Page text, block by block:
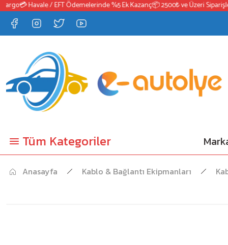
💳 Havale / EFT Ödemelerinde %5 Ek Kazanç📦 2500₺ ve Üzeri
Tüm Kategoriler
Anasayfa Kablo & Bağlantı Ekipmanları